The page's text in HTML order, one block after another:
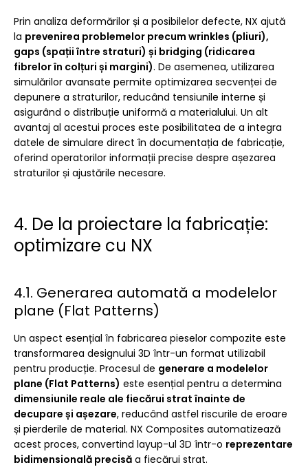
Prin analiza deformărilor și a posibilelor defecte, NX ajută
la prevenirea problemelor precum wrinkles (pliuri),
gaps (spații între straturi) și bridging (ridicarea
fibrelor în colțuri și margini). De asemenea, utilizarea
simulărilor avansate permite optimizarea secvenței de
depunere a straturilor, reducând tensiunile interne și
asigurând o distribuție uniformă a materialului. Un alt
avantaj al acestui proces este posibilitatea de a integra
datele de simulare direct în documentația de fabricație,
oferind operatorilor informații precise despre așezarea
straturilor și ajustările necesare.
4. De la proiectare la fabricație:
optimizare cu NX
4.1. Generarea automată a modelelor
plane (Flat Patterns)
Un aspect esențial în fabricarea pieselor compozite este
transformarea designului 3D într-un format utilizabil
pentru producție. Procesul de generare a modelelor
plane (Flat Patterns) este esențial pentru a determina
dimensiunile reale ale fiecărui strat înainte de
decupare și așezare, reducând astfel riscurile de eroare
și pierderile de material. NX Composites automatizează
acest proces, convertind layup-ul 3D într-o reprezentare
bidimensională precisă a fiecărui strat.